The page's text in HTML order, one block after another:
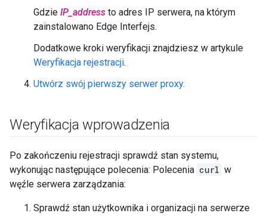
Gdzie IP_address to adres IP serwera, na którym
zainstalowano Edge Interfejs.
Dodatkowe kroki weryfikacji znajdziesz w artykule
Weryfikacja rejestracji.
Utwórz swój pierwszy serwer proxy.
Weryfikacja wprowadzenia
Po zakończeniu rejestracji sprawdź stan systemu,
wykonując następujące polecenia: Polecenia curl w
węźle serwera zarządzania:
Sprawdź stan użytkownika i organizacji na serwerze